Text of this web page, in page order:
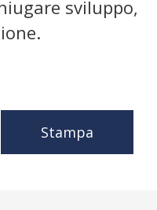
sviluppo,
Stampa